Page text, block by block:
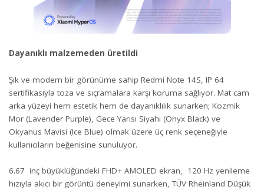
Dayanıklı malzemeden üretildi
Şık ve modern bir görünüme sahip Redmi Note 14S, IP 64
sertifikasıyla toza ve sıçramalara karşı koruma sağlıyor. Mat cam
arka yüzeyi hem estetik hem de dayanıklılık sunarken; Kozmik
Mor (Lavender Purple), Gece Yarısı Siyahı (Onyx Black) ve
Okyanus Mavisi (Ice Blue) olmak üzere üç renk seçeneğiyle
kullanıcıların beğenisine sunuluyor.
6.67 inç büyüklüğündeki FHD+ AMOLED ekran, 120 Hz yenileme
hızıyla akıcı bir görüntü deneyimi sunarken, TÜV Rheinland Düşük